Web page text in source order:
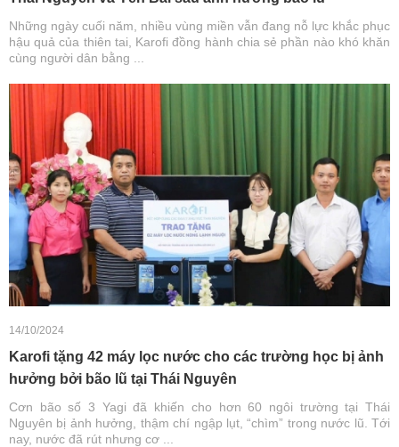
Những ngày cuối năm, nhiều vùng miền vẫn đang nỗ lực khắc phục
hậu quả của thiên tai, Karofi đồng hành chia sẻ phần nào khó khăn
cùng người dân bằng ...
14/10/2024
Karofi tặng 42 máy lọc nước cho các trường học bị ảnh
hưởng bởi bão lũ tại Thái Nguyên
Cơn bão số 3 Yagi đã khiến cho hơn 60 ngôi trường tại Thái
Nguyên bị ảnh hưởng, thậm chí ngập lụt, “chìm” trong nước lũ. Tới
nay, nước đã rút nhưng cơ ...